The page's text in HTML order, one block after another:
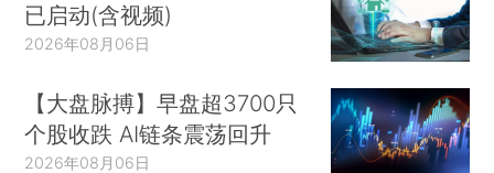
已启动(含视频)
2026年08月06日
【大盘脉搏】早盘超3700只
个股收跌 AI链条震荡回升
2026年08月06日